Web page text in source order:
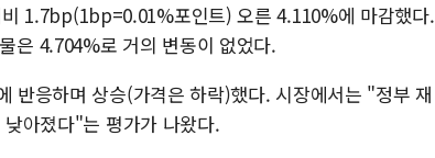
1.7bp(1bp=0.01%포인트) 오른 4.110%에 마감했다.
은 4.704%로 거의 변동이 없었다.
반응하며 상승(가격은 하락)했다. 시장에서는 "정부 재
아졌다"는 평가가 나왔다.